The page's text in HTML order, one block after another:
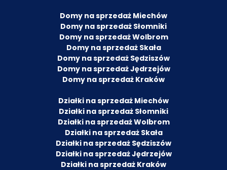
Domy na sprzedaż Miechów
Domy na sprzedaż Słomniki
Domy na sprzedaż Wolbrom
Domy na sprzedaż Skała
Domy na sprzedaż Sędziszów
Domy na sprzedaż Jędrzejów
Domy na sprzedaż Kraków
Działki na sprzedaż Miechów
Działki na sprzedaż Słomniki
Działki na sprzedaż Wolbrom
Działki na sprzedaż Skała
Działki na sprzedaż Sędziszów
Działki na sprzedaż Jędrzejów
Działki na sprzedaż Kraków